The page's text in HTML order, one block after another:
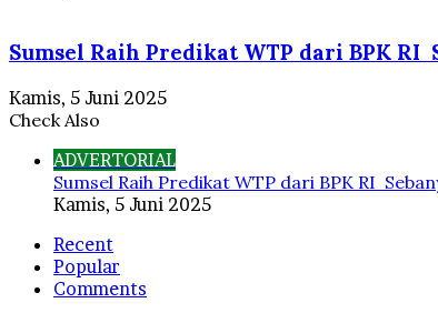
Sumsel Raih Predikat WTP dari BPK
Kamis, 5 Juni 2025
Check Also
ADVERTORIAL
Sumsel Raih Predikat WTP dari BPK RI
Kamis, 5 Juni 2025
Recent
Popular
Comments